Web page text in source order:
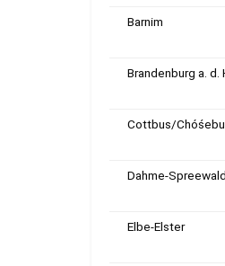
Barnim
Brandenburg a. d.
Cottbus/
Dahme-Spreewald
Elbe-Elster